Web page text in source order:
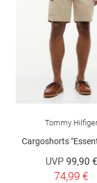
Tommy Hilfiger
Cargoshorts "Essential
UVP 99,90 €
74,99 €